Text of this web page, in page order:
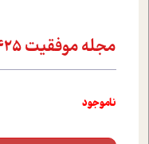
مجله موفقیت 425
ناموجود